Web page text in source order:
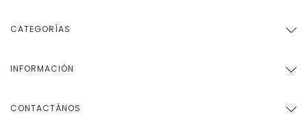
CATEGORÍAS
INFORMACIÓN
CONTACTÁNOS